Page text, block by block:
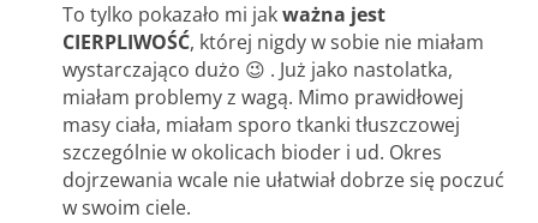
To tylko pokazało mi jakważna jest
CIERPLIWOŚĆ, której nigdy w sobie nie miałam
wystarczająco dużo 😉 . Już jako nastolatka,
miałam problemy z wagą. Mimo prawidłowej
masy ciała, miałam sporo tkanki tłuszczowej
szczególnie w okolicach bioder i ud. Okres
dojrzewania wcale nie ułatwiał dobrze się poczuć
w swoim ciele.